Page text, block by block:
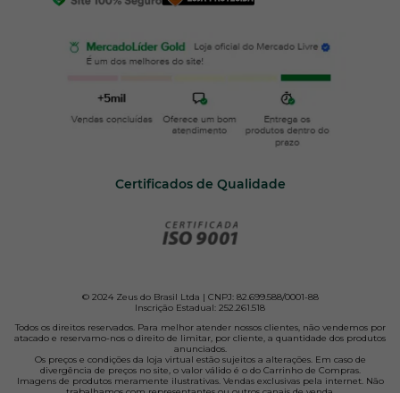
Certificados de Qualidade
© 2024 Zeus do Brasil Ltda | CNPJ: 82.699.588/0001-88
Inscrição Estadual: 252.261.518
Todos os direitos reservados. Para melhor atender nossos clientes, não vendemos por
atacado e reservamo-nos o direito de limitar, por cliente, a quantidade dos produtos
anunciados.
Os preços e condições da loja virtual estão sujeitos a alterações. Em caso de
divergência de preços no site, o valor válido é o do Carrinho de Compras.
Imagens de produtos meramente ilustrativas. Vendas exclusivas pela internet. Não